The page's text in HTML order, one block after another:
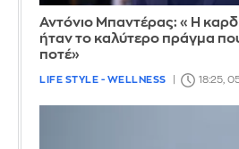
Αντόνιο Μπαντέρας: «Η
ήταν το καλύτερο πράγμα
ποτέ»
LIFE STYLE - WELLNESS 18:25,